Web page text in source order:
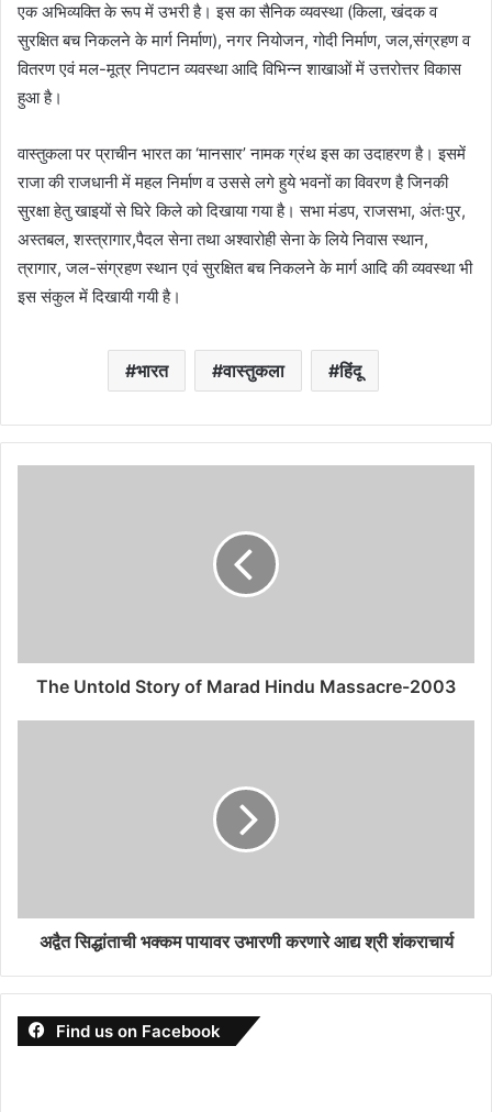
एक अभिव्यक्ति के रूप में उभरी है। इस का सैनिक व्यवस्था (किला, खंदक व
सुरक्षित बच निकलने के मार्ग निर्माण), नगर नियोजन, गोदी निर्माण, जल,संग्रहण व
वितरण एवं मल-मूत्र निपटान व्यवस्था आदि विभिन्न शाखाओं में उत्तरोत्तर विकास
हुआ है।
वास्तुकला पर प्राचीन भारत का ‘मानसार’ नामक ग्रंथ इस का उदाहरण है। इसमें
राजा की राजधानी में महल निर्माण व उससे लगे हुये भवनों का विवरण है जिनकी
सुरक्षा हेतु खाइयों से घिरे किले को दिखाया गया है। सभा मंडप, राजसभा, अंतःपुर,
अस्तबल, शस्त्रागार,पैदल सेना तथा अश्वारोही सेना के लिये निवास स्थान,
त्रागार, जल-संग्रहण स्थान एवं सुरक्षित बच निकलने के मार्ग आदि की व्यवस्था भी
इस संकुल में दिखायी गयी है।
भारत वास्तुकला हिंदू
The Untold Story of Marad Hindu Massacre-2003
अद्वैत सिद्धांताची भक्कम पायावर उभारणी करणारे आद्य श्री शंकराचार्य
Find us on Facebook